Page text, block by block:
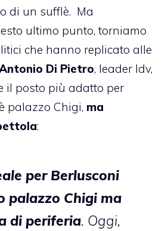
di un sufflè. Ma
ultimo punto, torniamo
che hanno replicato alle
Di Pietro, leader Idv,
il posto più adatto per
palazzo Chigi, ma
:
per Berlusconi
palazzo Chigi ma
di periferia. Oggi,